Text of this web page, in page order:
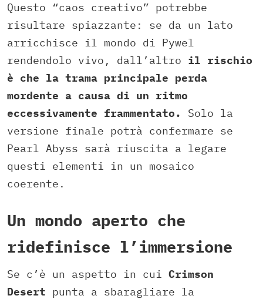
Questo “caos creativo” potrebbe
risultare spiazzante: se da un lato
arricchisce il mondo di Pywel
rendendolo vivo, dall’altro il rischio
è che la trama principale perda
mordente a causa di un ritmo
eccessivamente frammentato.
Solo la
versione finale potrà confermare se
Pearl Abyss sarà riuscita a legare
questi elementi in un mosaico
coerente.
Un mondo aperto che
ridefinisce l’immersione
Se c’è un aspetto in cui Crimson
Desert punta a sbaragliare la